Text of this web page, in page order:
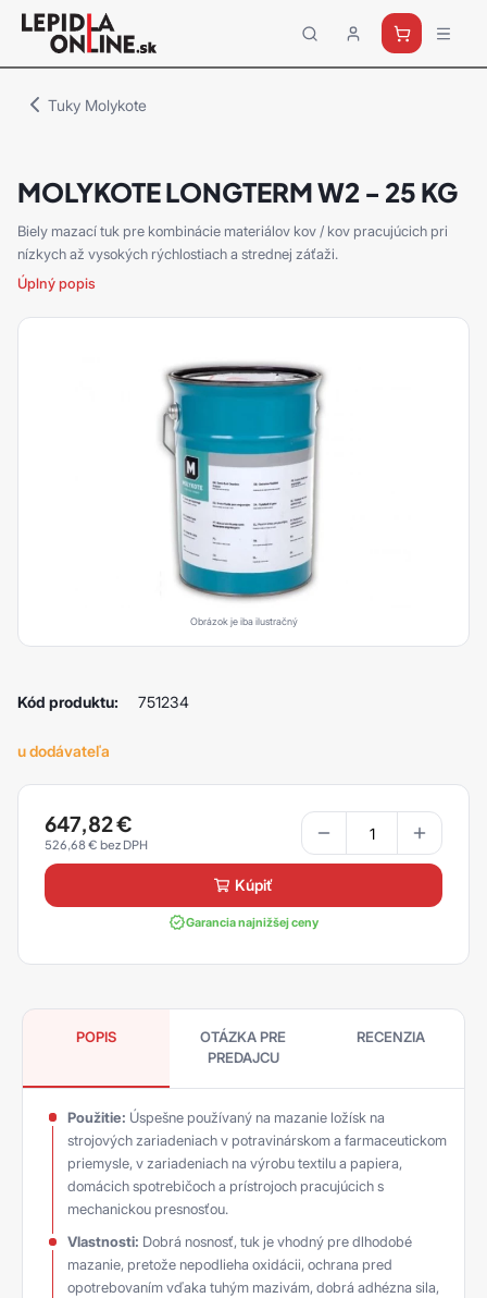
Priemyselné
lepidlá
Tuky Molykote
MOLYKOTE LONGTERM W2 - 25 KG
Biely mazací tuk pre kombinácie materiálov kov / kov pracujúcich pri
nízkych až vysokých rýchlostiach a strednej záťaži.
Úplný popis
Obrázok je iba ilustračný
Kód produktu: 751234
u dodávateľa
647,82€
526,68€
kúpiť
Garancia najnižšej ceny
POPIS
OTÁZKA PRE
PREDAJCU
RECENZIA
Použitie: Úspešne používaný na mazanie ložísk na
strojových zariadeniach v potravinárskom a farmaceutickom
priemysle, v zariadeniach na výrobu textilu a papiera,
domácich spotrebičoch a prístrojoch pracujúcich s
mechanickou presnosťou.
Vlastnosti: Dobrá nosnosť, tuk je vhodný pre dlhodobé
mazanie, pretože nepodlieha oxidácii, ochrana pred
opotrebovaním vďaka tuhým mazivám, dobrá adhézna sila,